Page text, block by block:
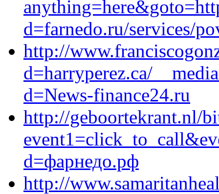
d=farnedo.ru/services/
http://
d=harryperez.ca/
d=News-finance24.ru
http://geboortekrant.nl/
d=фарнедо.рф
http://